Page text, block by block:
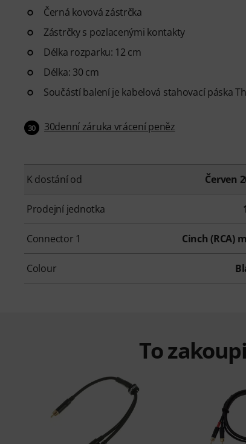
Černá kovová zástrčka
Zástrčky s pozlacenými kontakty
Délka rozparku: 12 cm
Délka: 30 cm
Součástí balení je kabelová stahovací páska
30 30denní záruka vrácení peněz
K dostání od Červen
Prodejní jednotka
Connector 1 Cinch (RCA)
Colour
To